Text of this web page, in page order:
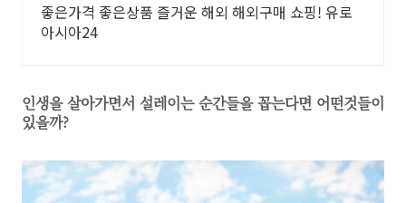
좋은가격 좋은상품 즐거운 해외 해외구매 쇼핑! 유로
아시아24
인생을 살아가면서 설레이는 순간들을 꼽는다면 어떤것들이
있을까?